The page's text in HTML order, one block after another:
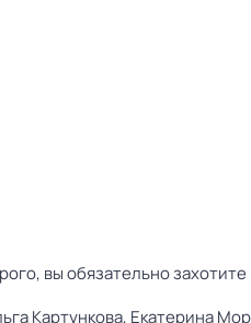
вы обязательно
Картункова, Екатерина